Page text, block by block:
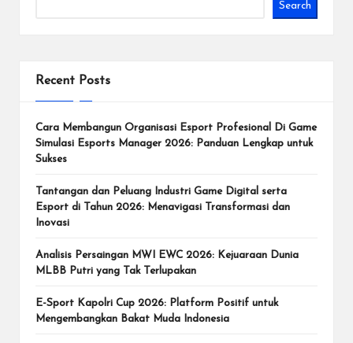
Search
Recent Posts
Cara Membangun Organisasi Esport Profesional Di Game
Simulasi Esports Manager 2026: Panduan Lengkap untuk
Sukses
Tantangan dan Peluang Industri Game Digital serta
Esport di Tahun 2026: Menavigasi Transformasi dan
Inovasi
Analisis Persaingan MWI EWC 2026: Kejuaraan Dunia
MLBB Putri yang Tak Terlupakan
E-Sport Kapolri Cup 2026: Platform Positif untuk
Mengembangkan Bakat Muda Indonesia